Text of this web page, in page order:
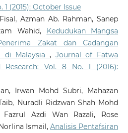
1 (2015): October Issue
Azman Ab. Rahman, Sanep
Wahid, Kedudukan Mangsa
Zakat dan Cadangan
di Malaysia , Journal of Fatwa
Research: Vol. 8 No. 1 (2016):
Irwan Mohd Subri, Mahazan
Nuradli Ridzwan Shah Mohd
Azdi Wan Razali, Rose
Ismail,Analisis Pentafsiran